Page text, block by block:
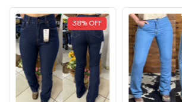
38% OFF